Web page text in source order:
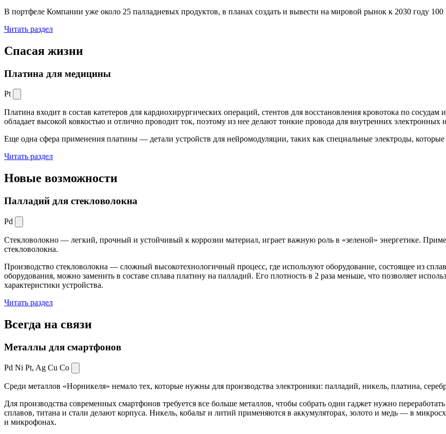
В портфеле Компании уже около 25 палладиевых продуктов, в планах создать и вывести на мировой рынок к 2030 году
Читать раздел
Спасая жизни
Платина для медицины
Pt
Платина входит в состав катетеров для кардиохирургических операций, стентов для восстановления кровотока по
обладает высокой ковкостью и отлично проводит ток, поэтому из нее делают тонкие провода для внутренних
Еще одна сфера применения платины — детали устройств для нейромодуляции, таких как специальные электроды,
Читать раздел
Новые возможности
Палладий для стекловолокна
Pd
Стекловолокно — легкий, прочный и устойчивый к коррозии материал, играет важную роль в «зеленой» энергетике.
стекловолокна.
Производство стекловолокна — сложный высокотехнологичный процесс, где используют оборудование, состоящее из
оборудования, можно заменить в составе сплава платину на палладий. Его плотность в 2 раза меньше, что позволяет
характеристики устройства.
Читать раздел
Всегда на связи
Металлы для смартфонов
Pd Ni Pt, Ag Cu Co
Среди металлов «Норникеля» немало тех, которые нужны для производства электроники: палладий, никель, платина,
Для производства современных смартфонов требуется все больше металлов, чтобы собрать один гаджет нужно
сплавов, титана и стали делают корпуса. Никель, кобальт и литий применяются в аккумуляторах, золото и медь — в
и микрофонах.